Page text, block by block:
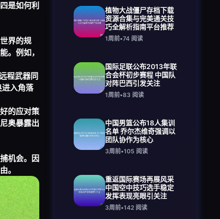
是如何利
界的规
。例如，
程武器同
入角落
的应对策
奥暴露出
机会。因
。
植物大战僵尸存档下载
资源合集与完美通关技
巧全解析指南平台推荐
1周前•74 阅读
国际足联公布2013年联
合会杯初步赛程 中国队
对阵巴西引发关注
1周前•83 阅读
中国男篮公布18人集训
名单 乔尔杰维奇强调以
团队协作为核心
3周前•105 阅读
重返国际赛场再展风采
中国空中技巧选手稳定
发挥表现亮眼引关注
3周前•142 阅读